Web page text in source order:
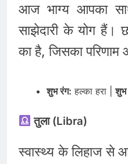
आज भाग्य आपका
साझेदारी के योग हैं।
का है, जिसका
शुभ रंग: हल्का हरा |
तुला (Libra)
स्वास्थ्य के लिहाज से